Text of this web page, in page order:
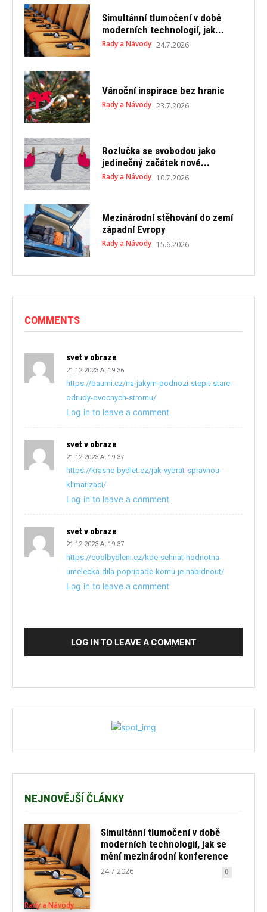
Simultánní tlumočení v době
moderních technologií, jak...
Rady a Návody 24.7.2026
Vánoční inspirace bez hranic
Rady a Návody 23.7.2026
Rozlučka se svobodou jako
jedinečný začátek nové...
Rady a Návody 10.7.2026
Mezinárodní stěhování do zemí
západní Evropy
Rady a Návody 15.6.2026
COMMENTS
svet v obraze
21.12.2023 At 19:36
https://baumi.cz/na-jakym-podnozi-stepit-stare-
odrudy-ovocnych-stromu/
Log in to leave a comment
svet v obraze
21.12.2023 At 19:37
https://krasne-bydlet.cz/jak-vybrat-spravnou-
klimatizaci/
Log in to leave a comment
svet v obraze
21.12.2023 At 19:37
https://coolbydleni.cz/kde-sehnat-hodnotna-
umelecka-dila-popripade-komu-je-nabidnout/
Log in to leave a comment
LOG IN TO LEAVE A COMMENT
NEJNOVĚJŠÍ ČLÁNKY
Rady a Návody
Simultánní tlumočení v době
moderních technologií, jak se
mění mezinárodní konference
24.7.2026 0